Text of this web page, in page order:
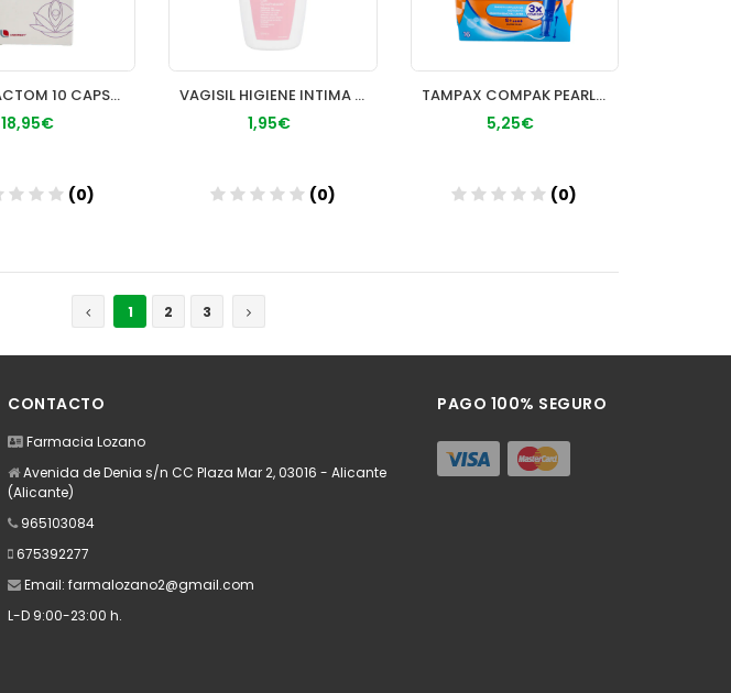
CANDILACTOM 10 CAPSULAS
18,95€
(0)
VAGISIL HIGIENE INTIMA PREBIOT GYNOPREBIOTIC PEQ
1,95€
(0)
TAMPAX COMPAK PEARL TAMPON 100% ALGODON SUPER PLU
5,25€
(0)
1
2 3
CONTACTO
Farmacia Lozano
Avenida de Denia s/n CC Plaza Mar 2, 03016 - Alicante
(Alicante)
965103084
675392277
Email: farmalozano2@gmail.com
L-D 9:00-23:00 h.
PAGO 100% SEGURO